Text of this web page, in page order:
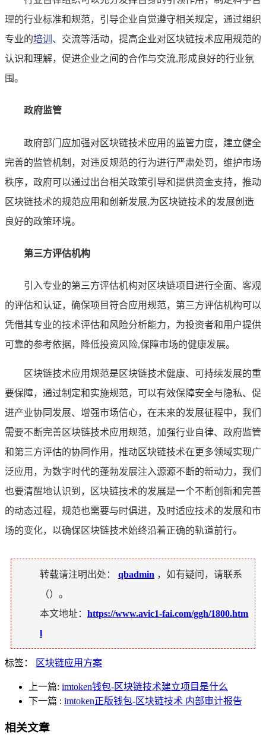
理的行业标准和规范，引导企业自觉遵守相关规定，通过组织
专业的培训 、交流等活动，提高企业对区块链技术应用规范的
认识和理解，促进企业之间的合作与交流,形成良好的行业氛
围。
政府监管
政府部门应加强对区块链技术应用的监管力度，建立健全
完善的监管机制，对违反规范的行为进行严肃处罚，维护市场
秩序，政府可以通过出台相关政策引导和提供资金支持，推动
区块链技术的规范应用和创新发展,为区块链技术的发展创造
良好的政策环境。
第三方评估机构
引入专业的第三方评估机构对区块链项目进行全面、客观
的评估和认证，确保项目符合应用规范，第三方评估机构可以
凭借其专业的技术评估和风险分析能力，为投资者和用户提供
可靠的参考依据，降低投资风险,保障市场的健康发展。
区块链技术应用规范是区块链技术健康、可持续发展的重
要保障，通过制定和实施规范，可以有效保障安全与隐私、促
进产业协同发展、增强市场信心，在未来的发展征程中，我们
需要不断完善区块链技术应用规范，加强行业自律、政府监管
和第三方评估的协同作用，推动区块链技术在更多领域实现广
泛应用，为数字时代的蓬勃发展注入源源不断的新动力，我们
也要清醒地认识到，区块链技术的发展是一个不断创新和完善
的动态过程，规范也需要与时俱进，及时适应技术的发展和市
场的变化，以确保区块链技术始终沿着正确的轨道前行。
转载请注明出处： qbadmin ，如有疑问，请联系
（）。
本文地址： https://www.avic1-fai.com/ggh/1800.htm
l
标签： 区块链应用方案
上一篇: imtoken钱包-区块链技术建立项目是什么
下一篇 : imtoken正版钱包-区块链技术 内部审计报告
相关文章